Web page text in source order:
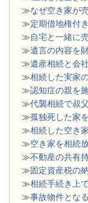
​≫なぜ空き家が
≫定期借地権付
≫自宅と一緒に
≫遺言の内容を
≫遺産相続と会
≫相続した実家
≫認知症の親を
≫代襲相続で叔
≫孤独死した家
≫相続した空き
≫空き家を相続
≫不動産の共有
≫固定資産税の
≫相続手続き上
≫事故物件とな